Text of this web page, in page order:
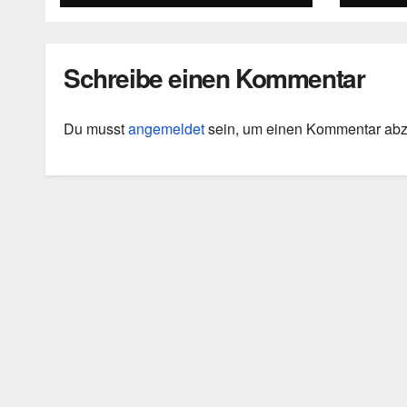
Schreibe einen Kommentar
Du musstangemeldetsein, um einen Kommentar